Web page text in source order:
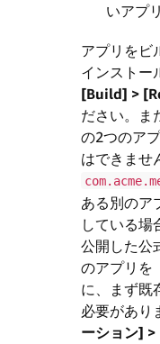
いアプ
アプリをビ
インストー
[Build] >
ださい。ま
の2つのア
はできませ
ある別のア
している場
公開した公
のアプリを
に、まず既
必要があり
ーション] >